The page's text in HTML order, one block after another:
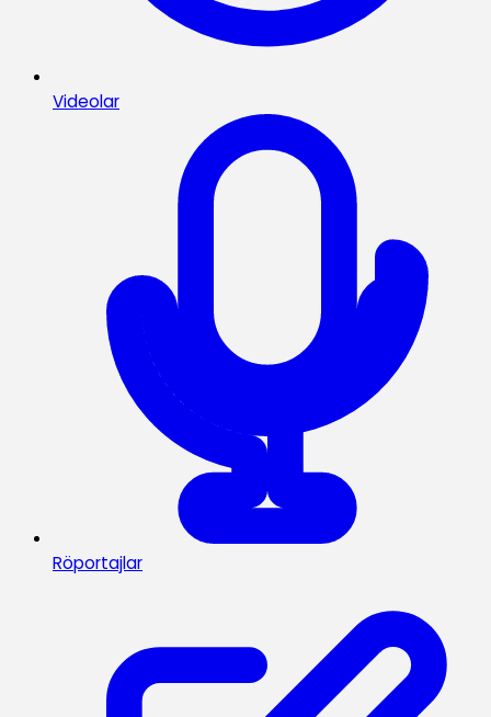
Videolar
Röportajlar